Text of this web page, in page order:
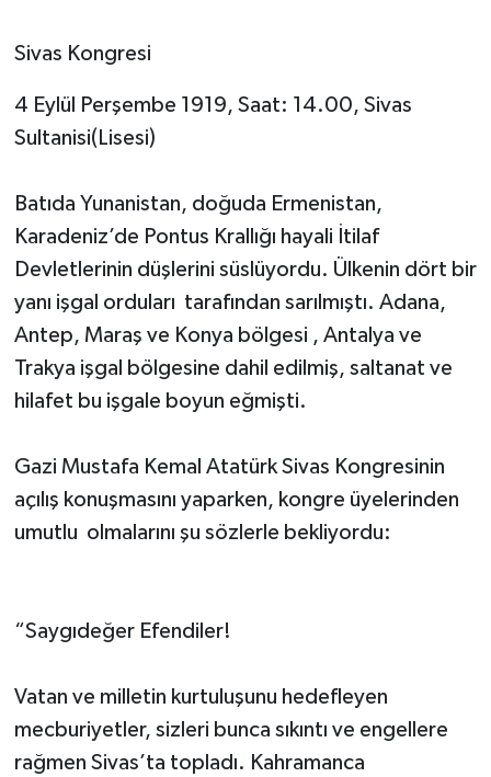
Sivas Kongresi
4 Eylül Perşembe 1919, Saat: 14.00, Sivas
Sultanisi(Lisesi)
Batıda Yunanistan, doğuda Ermenistan,
Karadeniz’de Pontus Krallığı hayali İtilaf
Devletlerinin düşlerini süslüyordu. Ülkenin dört bir
yanı işgal orduları tarafından sarılmıştı. Adana,
Antep, Maraş ve Konya bölgesi , Antalya ve
Trakya işgal bölgesine dahil edilmiş, saltanat ve
hilafet bu işgale boyun eğmişti.
Gazi Mustafa Kemal Atatürk Sivas Kongresinin
açılış konuşmasını yaparken, kongre üyelerinden
umutlu olmalarını şu sözlerle bekliyordu:
“Saygıdeğer Efendiler!
Vatan ve milletin kurtuluşunu hedefleyen
mecburiyetler, sizleri bunca sıkıntı ve engellere
rağmen Sivas’ta topladı. Kahramanca